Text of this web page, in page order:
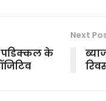
पडिक्कल के
Next